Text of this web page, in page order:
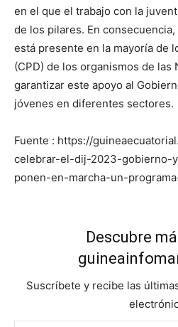
en el que el trabajo con la
de los pilares. En
está presente en la mayoría de
(CPD) de los organismos de las
garantizar este apoyo al
jóvenes en diferentes sectores.
Fuente : https://
celebrar-el-dij-2023-gobierno-
ponen-en-marcha-un-
Descubre
Suscríbete y recibe las
Escribe tu correo electrónico…